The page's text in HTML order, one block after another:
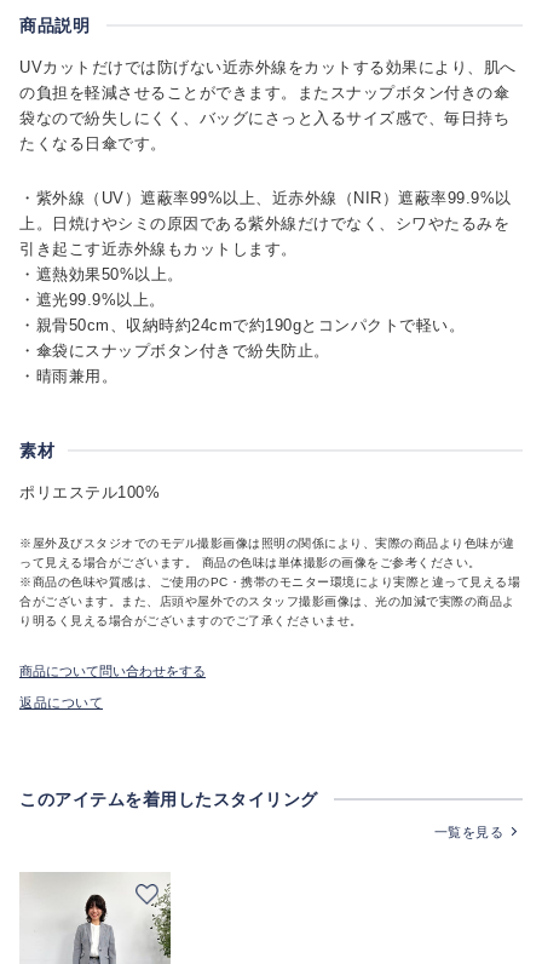
商品説明
UVカットだけでは防げない近赤外線をカットする効果により、肌へ
の負担を軽減させることができます。またスナップボタン付きの傘
袋なので紛失しにくく、バッグにさっと入るサイズ感で、毎日持ち
たくなる日傘です。
・紫外線（UV）遮蔽率99%以上、近赤外線（NIR）遮蔽率99.9%以
上。日焼けやシミの原因である紫外線だけでなく、シワやたるみを
引き起こす近赤外線もカットします。
・遮熱効果50%以上。
・遮光99.9%以上。
・親骨50cm、収納時約24cmで約190gとコンパクトで軽い。
・傘袋にスナップボタン付きで紛失防止。
・晴雨兼用。
素材
ポリエステル100%
※屋外及びスタジオでのモデル撮影画像は照明の関係により、実際の商品より色味が違
って見える場合がございます。 商品の色味は単体撮影の画像をご参考ください。
※商品の色味や質感は、ご使用のPC・携帯のモニター環境により実際と違って見える場
合がございます。また、店頭や屋外でのスタッフ撮影画像は、光の加減で実際の商品よ
り明るく見える場合がございますのでご了承くださいませ。
商品について問い合わせをする
返品について
このアイテムを着用したスタイリング
一覧を見る